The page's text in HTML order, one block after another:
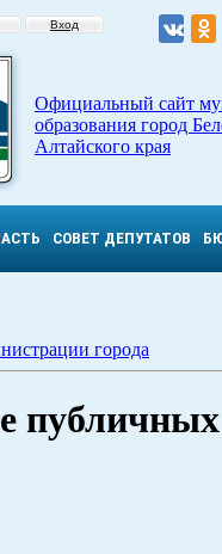
Вход
Официальный сайт
образования город
Алтайского края
СОВЕТ ДЕПУТАТОВ
города